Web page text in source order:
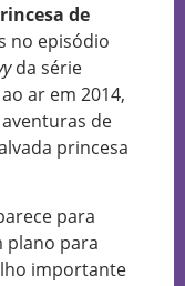
de
no episódio
da série
ar em 2014,
de
princesa
para
plano para
importante